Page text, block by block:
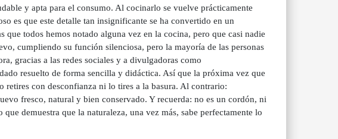
y apta para el consumo. Al cocinarlo se vuelve prácticamente
es que este detalle tan insignificante se ha convertido en un
que todos hemos notado alguna vez en la cocina, pero que casi nadie
cumpliendo su función silenciosa, pero la mayoría de las personas
gracias a las redes sociales y a divulgadoras como
resuelto de forma sencilla y didáctica. Así que la próxima vez que
con desconfianza ni lo tires a la basura. Al contrario:
fresco, natural y bien conservado. Y recuerda: no es un cordón, ni
demuestra que la naturaleza, una vez más, sabe perfectamente lo